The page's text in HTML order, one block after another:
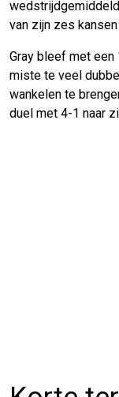
van zijn zes
Gray bleef met een
miste te veel
wankelen te
duel met 4-1 naar